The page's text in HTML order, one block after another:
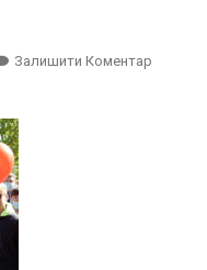
Залишити КоментарOn